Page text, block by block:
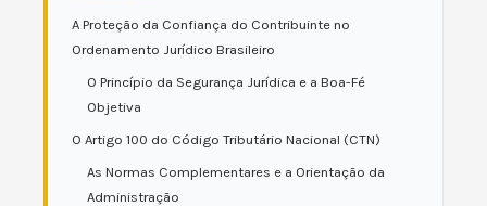
A Proteção da Confiança do Contribuinte no
Ordenamento Jurídico Brasileiro
O Princípio da Segurança Jurídica e a Boa-Fé
Objetiva
O Artigo 100 do Código Tributário Nacional (CTN)
As Normas Complementares e a Orientação da
Administração